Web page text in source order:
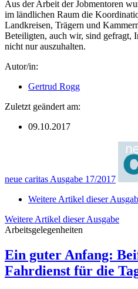
Aus der Arbeit der Jobmentoren
im ländlichen Raum die
Landkreisen, Trägern und
Beteiligten, auch wir, sind gefragt,
nicht nur auszuhalten.
Autor/in:
Gertrud Rogg
Zuletzt geändert am:
09.10.2017
neue caritas Ausgabe 17/2017
Weitere Artikel dieser
Weitere Artikel dieser Ausgabe
Arbeitsgelegenheiten
Ein guter Anfang:
Fahrdienst für die